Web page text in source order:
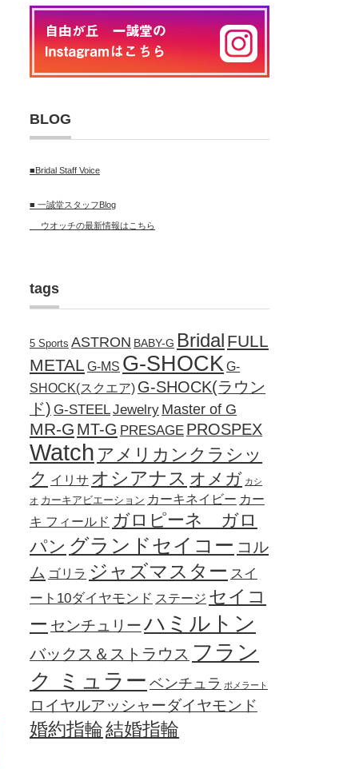
BLOG
■Bridal Staff Voice
■ 一誠堂スタッフBlog
ウオッチの最新情報はこちら
tags
5 Sports ASTRON BABY-G Bridal FULL
METAL G-MS G-SHOCKG-
SHOCK(スクエア) G-SHOCK(ラウン
ド) G-STEELJewelry Master of G
MR-G MT-G PRESAGE PROSPEX
Watch アメリカンクラシッ
ク イリサ オシアナス オメガ カシ
オ カーキアビエーション カーキネイビー カー
キ フィールド ガロピーネ ガロ
パン グランドセイコー コル
ム ゴリラ ジャズマスター スイ
ート10ダイヤモンド ステージ セイコ
ー センチュリーハミルトン
バックス＆ストラウス フラン
ク ミュラー ベンチュラ ポメラート
ロイヤルアッシャーダイヤモンド
婚約指輪結婚指輪